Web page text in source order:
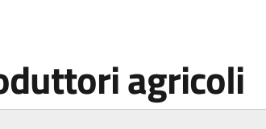
agricoli